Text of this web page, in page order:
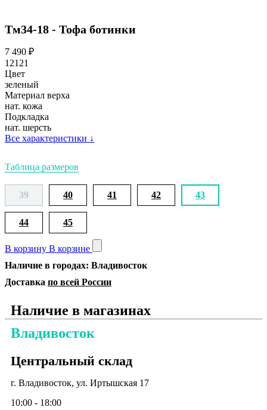
Тм34-18 - Тофа ботинки
7 490 ₽
12121
Цвет
зеленый
Материал верха
нат. кожа
Подкладка
нат. шерсть
Все характеристики ↓
Таблица размеров
39 40 41 42 43
44 45
В корзину В корзине
Наличие в городах: Владивосток
Доставка по всей России
Наличие в магазинах
Владивосток
Центральный склад
г. Владивосток, ул. Иртышская 17
10:00 - 18:00